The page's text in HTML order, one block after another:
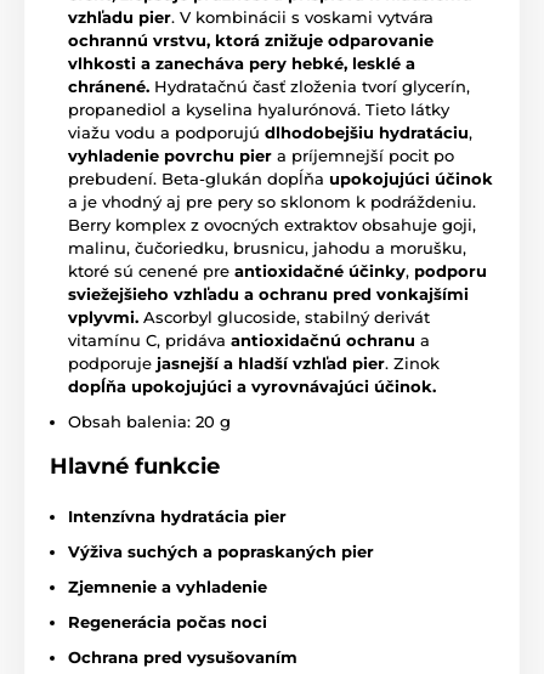
vzhľadu pier. V kombinácii s voskami vytvára
ochrannú vrstvu, ktorá znižuje odparovanie
vlhkosti a zanecháva pery hebké, lesklé a
chránené. Hydratačnú časť zloženia tvorí glycerín,
propanediol a kyselina hyalurónová. Tieto látky
viažu vodu a podporujú dlhodobejšiu hydratáciu,
vyhladenie povrchu pier a príjemnejší pocit po
prebudení. Beta-glukán dopĺňa upokojujúci účinok
a je vhodný aj pre pery so sklonom k podráždeniu.
Berry komplex z ovocných extraktov obsahuje goji,
malinu, čučoriedku, brusnicu, jahodu a morušku,
ktoré sú cenené pre antioxidačné účinky, podporu
sviežejšieho vzhľadu a ochranu pred vonkajšími
vplyvmi. Ascorbyl glucoside, stabilný derivát
vitamínu C, pridáva antioxidačnú ochranu a
podporuje jasnejší a hladší vzhľad pier. Zinok
dopĺňa upokojujúci a vyrovnávajúci účinok.
Obsah balenia: 20 g
Hlavné funkcie
Intenzívna hydratácia pier
Výživa suchých a popraskaných pier
Zjemnenie a vyhladenie
Regenerácia počas noci
Ochrana pred vysušovaním